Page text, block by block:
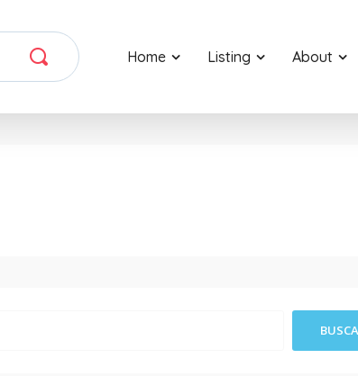
Home Listing About